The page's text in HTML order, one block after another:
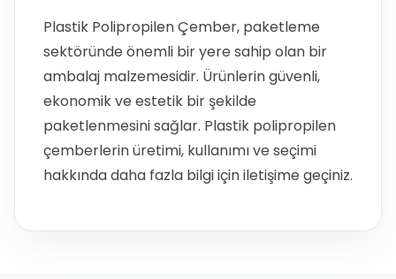
Plastik Polipropilen Çember, paketleme
sektöründe önemli bir yere sahip olan bir
ambalaj malzemesidir. Ürünlerin güvenli,
ekonomik ve estetik bir şekilde
paketlenmesini sağlar. Plastik polipropilen
çemberlerin üretimi, kullanımı ve seçimi
hakkında daha fazla bilgi için iletişime geçiniz.